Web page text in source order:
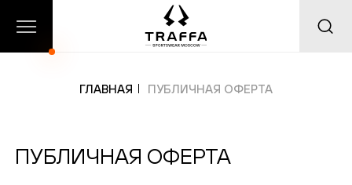
Каталог
О
ГЛАВНАЯ ПУБЛИЧНАЯ ОФЕРТА
ПУБЛИЧНАЯ ОФЕРТА
Добавлено в избранное